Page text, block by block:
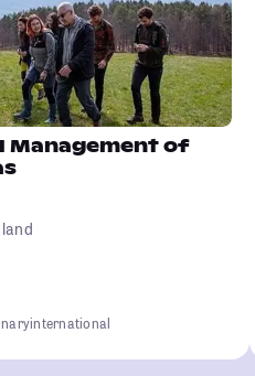
Management of
international